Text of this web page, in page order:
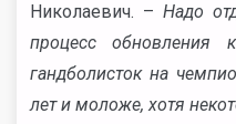
Николаевич. –Надо
процесс обновления
гандболисток на
лет и моложе, хотя